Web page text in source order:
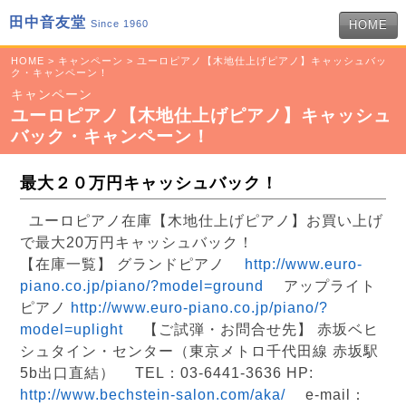
田中音友堂 Since 1960 HOME
HOME > キャンペーン > ユーロピアノ【木地仕上げピアノ】キャッシュバッ
ク・キャンペーン！
キャンペーン
ユーロピアノ【木地仕上げピアノ】キャッシュ
バック・キャンペーン！
最大２０万円キャッシュバック！
ユーロピアノ在庫【木地仕上げピアノ】お買い上げ
で最大20万円キャッシュバック！
【在庫一覧】 グランドピアノ http://www.euro-
piano.co.jp/piano/?model=ground
アップライト
ピアノ http://www.euro-piano.co.jp/piano/?
model=uplight 【ご試弾・お問合せ先】 赤坂ベヒ
シュタイン・センター（東京メトロ千代田線 赤坂駅
5b出口直結） TEL：03-6441-3636 HP:
http://www.bechstein-salon.com/aka/ e-mail：